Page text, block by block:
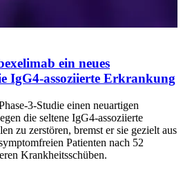
ein neues
IgG4-assoziierte Erkrankung
3-Studie einen neuartigen
die seltene IgG4-assoziierte
zu zerstören, bremst er sie gezielt aus
Patienten nach 52
Krankheitsschüben.